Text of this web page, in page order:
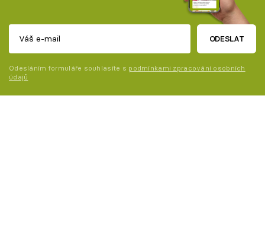
ODESLAT
Odesláním formuláře souhlasíte s podmínkami zpracování osobních
údajů